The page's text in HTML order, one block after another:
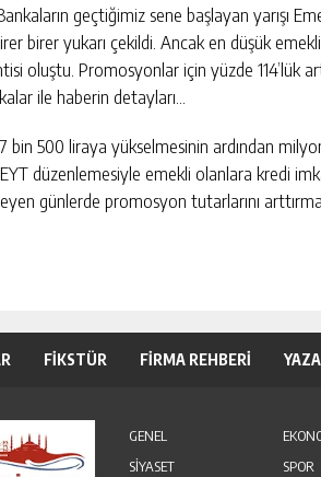
geçtiğimiz sene başlayan yarışı
birer yukarı çekildi. Ancak en düşük emekli
oluştu. Promosyonlar için yüzde 114’lük
ile haberin detayları…
7 bin 500 liraya yükselmesinin ardından
düzenlemesiyle emekli olanlara kredi
günlerde promosyon tutarlarını
FİKSTÜR FİRMA REHBERİ
GENEL
SİYASET
SPOR